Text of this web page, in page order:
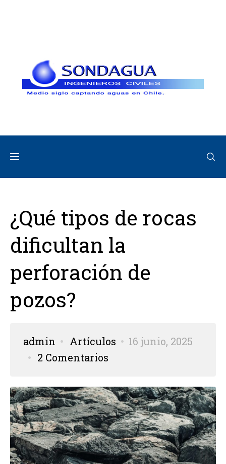
¿Qué tipos de rocas
dificultan la
perforación de
pozos?
admin Artículos
16 junio, 2025
2 Comentarios